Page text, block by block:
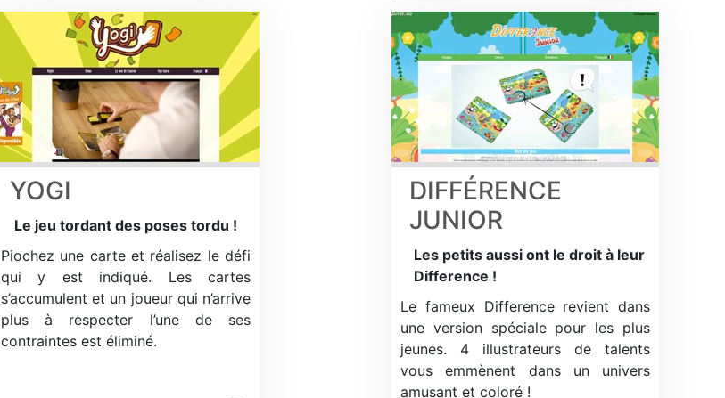
YOGI
Le jeu tordant des poses tordu !
Piochez une carte et réalisez le défi
qui y est indiqué. Les cartes
s’accumulent et un joueur qui n’arrive
plus à respecter l’une de ses
contraintes est éliminé.
DIFFÉRENCE
JUNIOR
Les petits aussi ont le droit à leur
Difference !
Le fameux Difference revient dans
une version spéciale pour les plus
jeunes. 4 illustrateurs de talents
vous emmènent dans un univers
amusant et coloré !